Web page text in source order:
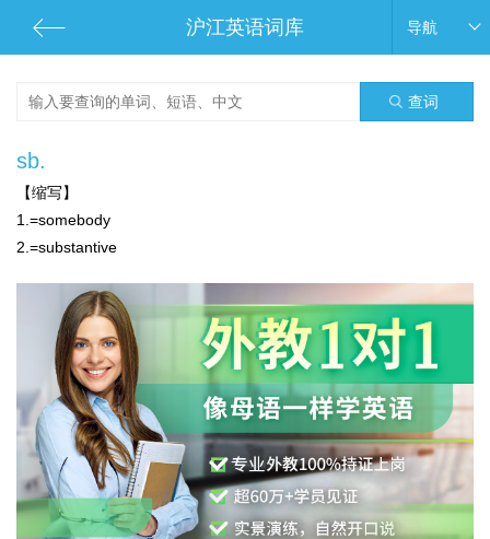
沪江英语词库 导航
查词
sb.
【缩写】
1.=somebody
2.=substantive